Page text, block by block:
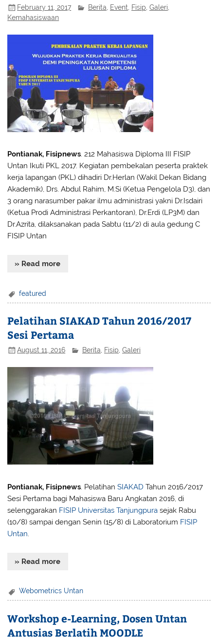
February 11, 2017 Berita Event Fisip ,Galeri
Kemahasiswaan
Pontianak, Fisipnews. 212 Mahasiswa Diploma III FISIP
Untan Ikuti PKL 2017. Kegiatan pembekalan peserta praktek
kerja lapangan (PKL) dihadiri Dr.Herlan (Wakil Dekan Bidang
Akademik), Drs. Abdul Rahim, M.Si (Ketua Pengelola D3), dan
3 orang narasumber pakar ilmu administrasi yakni Dr.Isdairi
(Ketua Prodi Administrasi Perkantoran), Dr.Erdi (LP3M) dan
Dr.Azrita, dilaksanakan pada Sabtu (11/2) di aula gedung C
FISIP Untan
» Read more
featured
Pelatihan SIAKAD Tahun 2016/2017
Sesi Pertama
August 11, 2016 Berita Fisip ,Galeri
Pontianak, Fisipnews. PelatihanSIAKAD Tahun 2016/2017
Sesi Pertama bagi Mahasiswa Baru Angkatan 2016, di
selenggarakan FISIP Universitas Tanjungpura sejak Rabu
(10/8) sampai dengan Senin (15/8) di Laboratorium FISIP
Untan.
» Read more
Webometrics Untan
Workshop e-Learning, Dosen Untan
Antusias Berlatih MOODLE